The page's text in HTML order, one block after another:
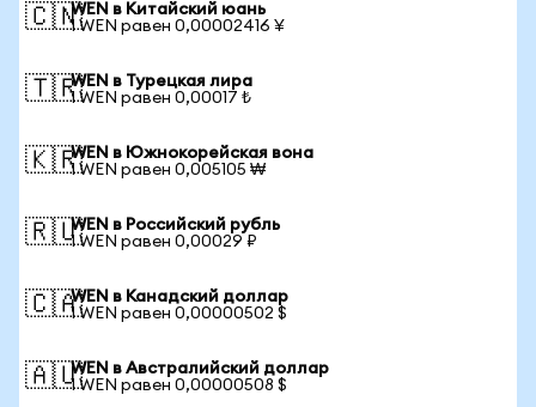
🇨🇳WEN в Китайский юань
1 WEN равен 0,00002416 ¥
🇹🇷WEN в Турецкая лира
1 WEN равен 0,00017 ₺
🇰🇷WEN в Южнокорейская вона
1 WEN равен 0,005105 ₩
🇷🇺WEN в Российский рубль
1 WEN равен 0,00029 ₽
🇨🇦WEN в Канадский доллар
1 WEN равен 0,00000502 $
🇦🇺WEN в Австралийский доллар
1 WEN равен 0,00000508 $